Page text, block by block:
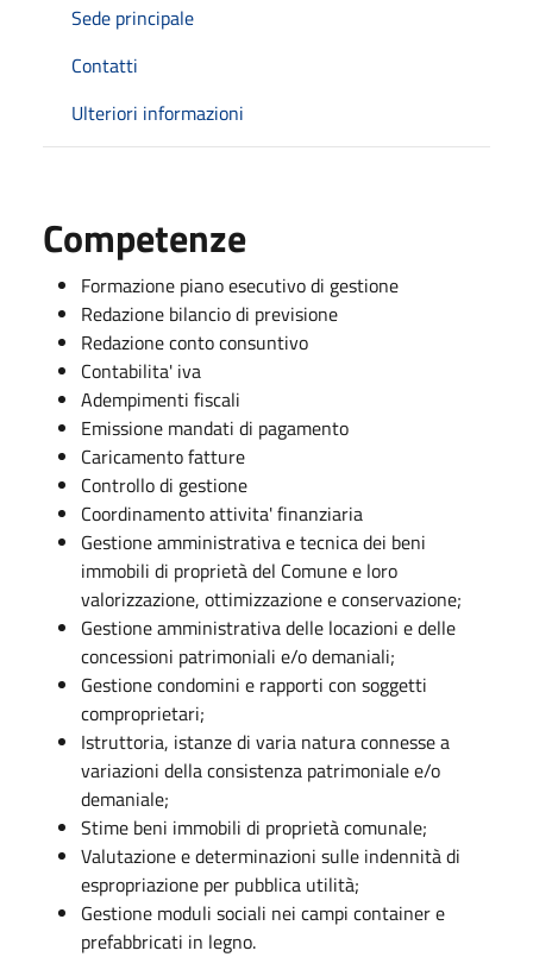
Sede principale
Contatti
Ulteriori informazioni
Competenze
Formazione piano esecutivo di gestione
Redazione bilancio di previsione
Redazione conto consuntivo
Contabilita' iva
Adempimenti fiscali
Emissione mandati di pagamento
Caricamento fatture
Controllo di gestione
Coordinamento attivita' finanziaria
Gestione amministrativa e tecnica dei beni
immobili di proprietà del Comune e loro
valorizzazione, ottimizzazione e conservazione;
Gestione amministrativa delle locazioni e delle
concessioni patrimoniali e/o demaniali;
Gestione condomini e rapporti con soggetti
comproprietari;
Istruttoria, istanze di varia natura connesse a
variazioni della consistenza patrimoniale e/o
demaniale;
Stime beni immobili di proprietà comunale;
Valutazione e determinazioni sulle indennità di
espropriazione per pubblica utilità;
Gestione moduli sociali nei campi container e
prefabbricati in legno.